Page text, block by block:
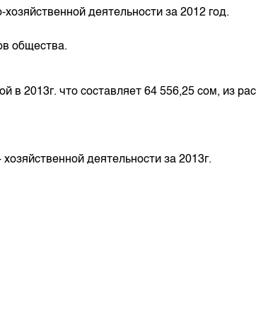
депозитам
деятельности за 2012 год.
общества.
2013г. что составляет 64 556,25 сом, из
деятельности за 2013г.